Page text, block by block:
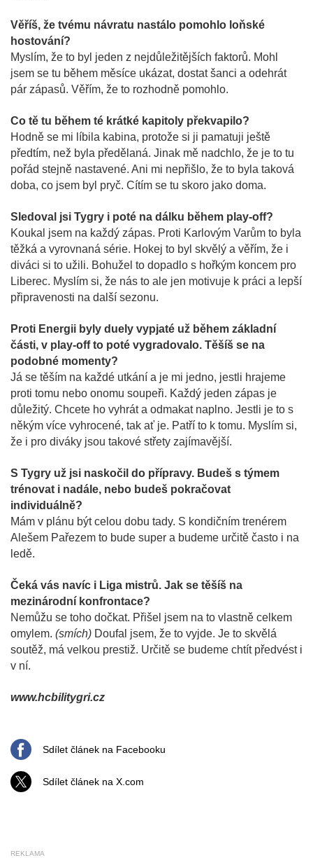
Věříš, že tvému návratu nastálo pomohlo loňské
hostování?
Myslím, že to byl jeden z nejdůležitějších faktorů. Mohl
jsem se tu během měsíce ukázat, dostat šanci a odehrát
pár zápasů. Věřím, že to rozhodně pomohlo.
Co tě tu během té krátké kapitoly překvapilo?
Hodně se mi líbila kabina, protože si ji pamatuji ještě
předtím, než byla předělaná. Jinak mě nadchlo, že je to tu
pořád stejně nastavené. Ani mi nepřišlo, že to byla taková
doba, co jsem byl pryč. Cítím se tu skoro jako doma.
Sledoval jsi Tygry i poté na dálku během play-off?
Koukal jsem na každý zápas. Proti Karlovým Varům to byla
těžká a vyrovnaná série. Hokej to byl skvělý a věřím, že i
diváci si to užili. Bohužel to dopadlo s hořkým koncem pro
Liberec. Myslím si, že nás to ale jen motivuje k práci a lepší
připravenosti na další sezonu.
Proti Energii byly duely vypjaté už během základní
části, v play-off to poté vygradovalo. Těšíš se na
podobné momenty?
Já se těším na každé utkání a je mi jedno, jestli hrajeme
proti tomu nebo onomu soupeři. Každý jeden zápas je
důležitý. Chcete ho vyhrát a odmakat naplno. Jestli je to s
někým více vyhrocené, tak ať je. Patří to k tomu. Myslím si,
že i pro diváky jsou takové střety zajímavější.
S Tygry už jsi naskočil do přípravy. Budeš s týmem
trénovat i nadále, nebo budeš pokračovat
individuálně?
Mám v plánu být celou dobu tady. S kondičním trenérem
Alešem Pařezem to bude super a budeme určitě často i na
ledě.
Čeká vás navíc i Liga mistrů. Jak se těšíš na
mezinárodní konfrontace?
Nemůžu se toho dočkat. Přišel jsem na to vlastně celkem
omylem. (smích) Doufal jsem, že to vyjde. Je to skvělá
soutěž, má velkou prestiž. Určitě se budeme chtít předvést i
v ní.
www.hcbilitygri.cz
Sdílet článek na Facebooku
Sdílet článek na X.com
REKLAMA